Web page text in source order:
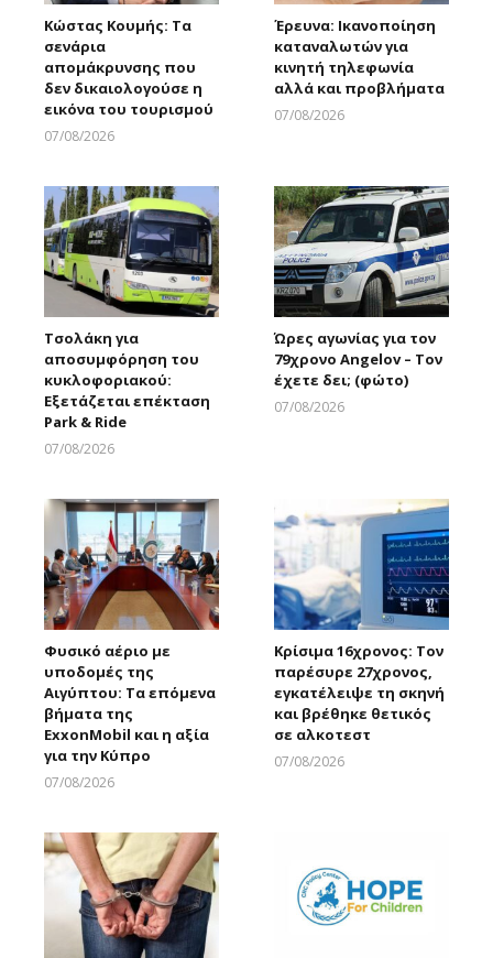
Κώστας Κουμής: Τα
σενάρια
απομάκρυνσης που
δεν δικαιολογούσε η
εικόνα του τουρισμού
07/08/2026
Έρευνα: Ικανοποίηση
καταναλωτών για
κινητή τηλεφωνία
αλλά και προβλήματα
07/08/2026
Τσολάκη για
αποσυμφόρηση του
κυκλοφοριακού:
Εξετάζεται επέκταση
Park & Ride
07/08/2026
Ώρες αγωνίας για τον
79χρονο Angelov – Τον
έχετε δει; (φώτο)
07/08/2026
Φυσικό αέριο με
υποδομές της
Αιγύπτου: Τα επόμενα
βήματα της
ExxonMobil και η αξία
για την Κύπρο
07/08/2026
Κρίσιμα 16χρονος: Τον
παρέσυρε 27χρονος,
εγκατέλειψε τη σκηνή
και βρέθηκε θετικός
σε αλκοτεστ
07/08/2026